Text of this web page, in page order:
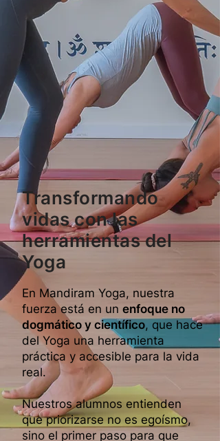
Transformando
vidas con las
herramientas del
Yoga
En Mandiram Yoga, nuestra
fuerza está en un enfoque no
dogmático y científico, que hace
del Yoga una herramienta
práctica y accesible para la vida
real.
Nuestros alumnos entienden
que priorizarse no es egoísmo,
sino el primer paso para que